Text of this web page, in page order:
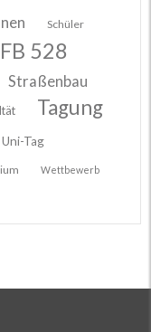
Schüler
528
Straßenbau
Tagung
Uni-Tag
Wettbewerb